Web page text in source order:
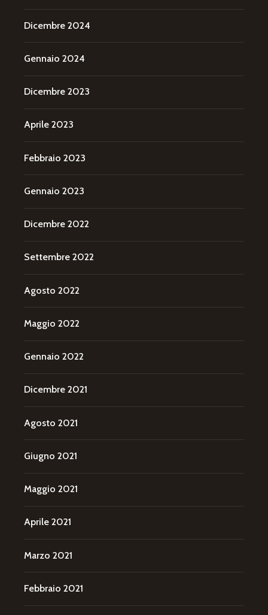
Dicembre 2024
Gennaio 2024
Dicembre 2023
Aprile 2023
Febbraio 2023
Gennaio 2023
Dicembre 2022
Settembre 2022
Agosto 2022
Maggio 2022
Gennaio 2022
Dicembre 2021
Agosto 2021
Giugno 2021
Maggio 2021
Aprile 2021
Marzo 2021
Febbraio 2021